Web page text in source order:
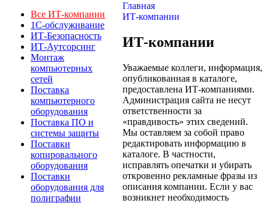
Все ИТ-компании
1С-обслуживание
ИТ-Безопасность
ИТ-Аутсорсинг
Монтаж
компьютерных
сетей
Поставка
компьютерного
оборудования
Поставка ПО и
системы защиты
Поставки
копировального
оборудования
Поставки
оборудования для
полиграфии
Главная
ИТ-компании
ИТ-компании
Уважаемые коллеги, информация,
опубликованная в каталоге,
предоставлена ИТ-компаниями.
Администрация сайта не несут
ответственности за
«правдивость» этих сведений.
Мы оставляем за собой право
редактировать информацию в
каталоге. В частности,
исправлять опечатки и убирать
откровенно рекламные фразы из
описания компании. Если у вас
возникнет необходимость